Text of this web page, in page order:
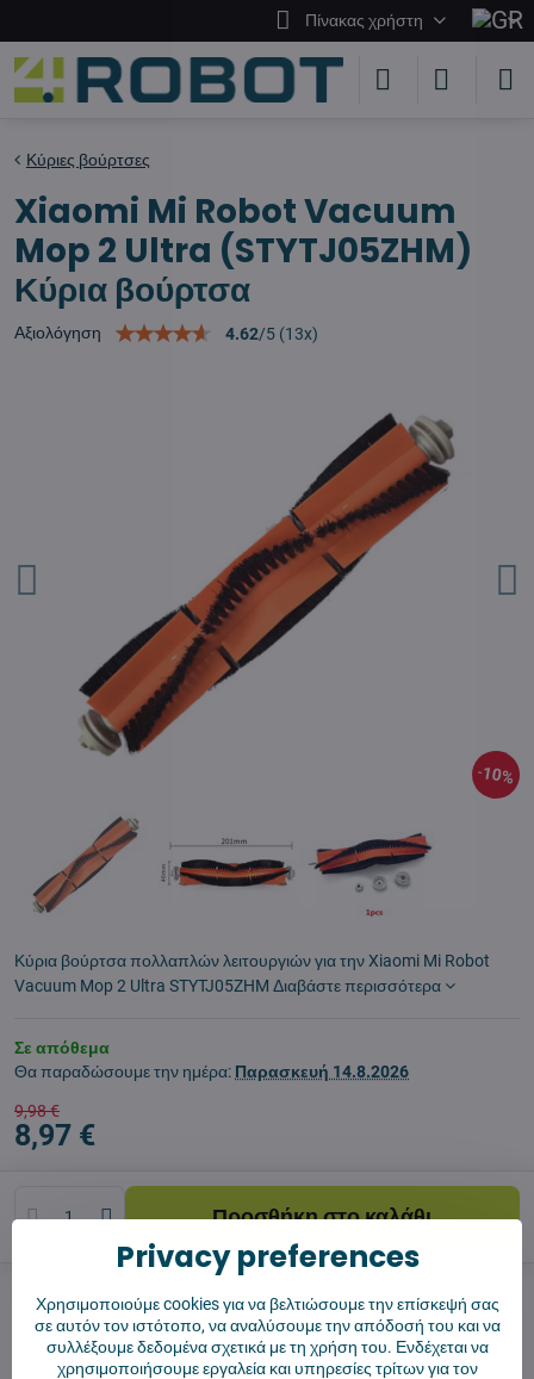
Πίνακας χρήστη
10%
Κύριες βούρτσες
Xiaomi Mi Robot Vacuum
Mop 2 Ultra (STYTJ05ZHM)
Κύρια βούρτσα
Αξιολόγηση 4.62/5 (13x)
Κύρια βούρτσα πολλαπλών λειτουργιών για την Xiaomi Mi Robot
Vacuum Mop 2 Ultra STYTJ05ZHM Διαβάστε περισσότερα
Σε απόθεμα
Θα παραδώσουμε την ημέρα: Παρασκευή 14.8.2026
9,98 €
8,97 €
Προσθήκη στο καλάθι
Σκύλος φύλακας Shippings
Κατασκευαστής:Vysajto.sk
Privacy preferences
Χρησιμοποιούμε cookies για να βελτιώσουμε την επίσκεψή σας
σε αυτόν τον ιστότοπο, να αναλύσουμε την απόδοσή του και να
συλλέξουμε δεδομένα σχετικά με τη χρήση του. Ενδέχεται να
χρησιμοποιήσουμε εργαλεία και υπηρεσίες τρίτων για τον